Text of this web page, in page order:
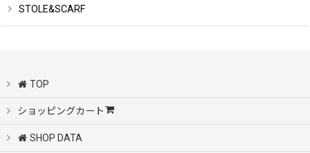
STOLE&SCARF
TOP
ショッピングカート
SHOP DATA